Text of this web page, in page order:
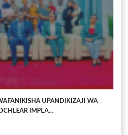
UPANDIKIZAJI WA
IMPLA...